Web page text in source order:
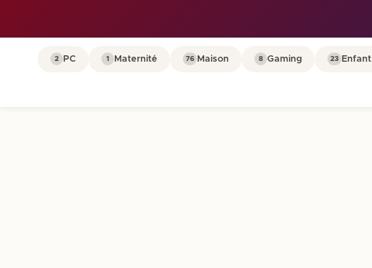
Enfant
23
Gaming
8
Maison
76
Maternité
1
PC
2